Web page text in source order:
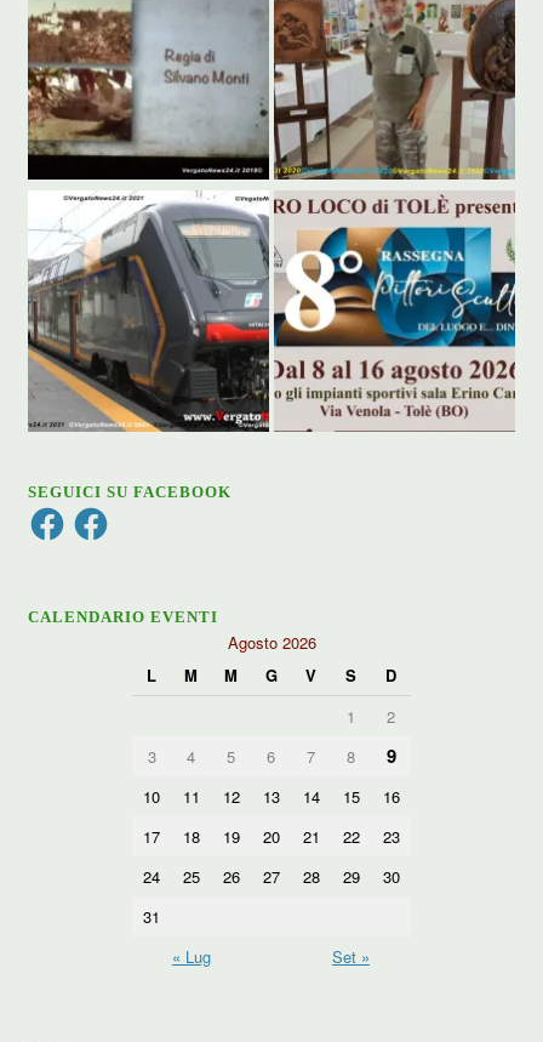
SEGUICI SU FACEBOOK
FacebookFacebook
CALENDARIO EVENTI
Agosto 2026
L
M M G V S
D
1
2
3
4 5 6 7 8 9
10 11 12 13 14 15
16
17
18 19 20 21 22
23
24
25 26 27 28 29
30
31
« Lug
Set »